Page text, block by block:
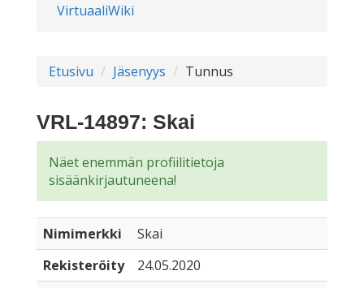
VirtuaaliWiki
Etusivu Jäsenyys Tunnus
VRL-14897: Skai
Näet enemmän profiilitietoja
sisäänkirjautuneena!
Nimimerkki
Skai
Rekisteröity
24.05.2020